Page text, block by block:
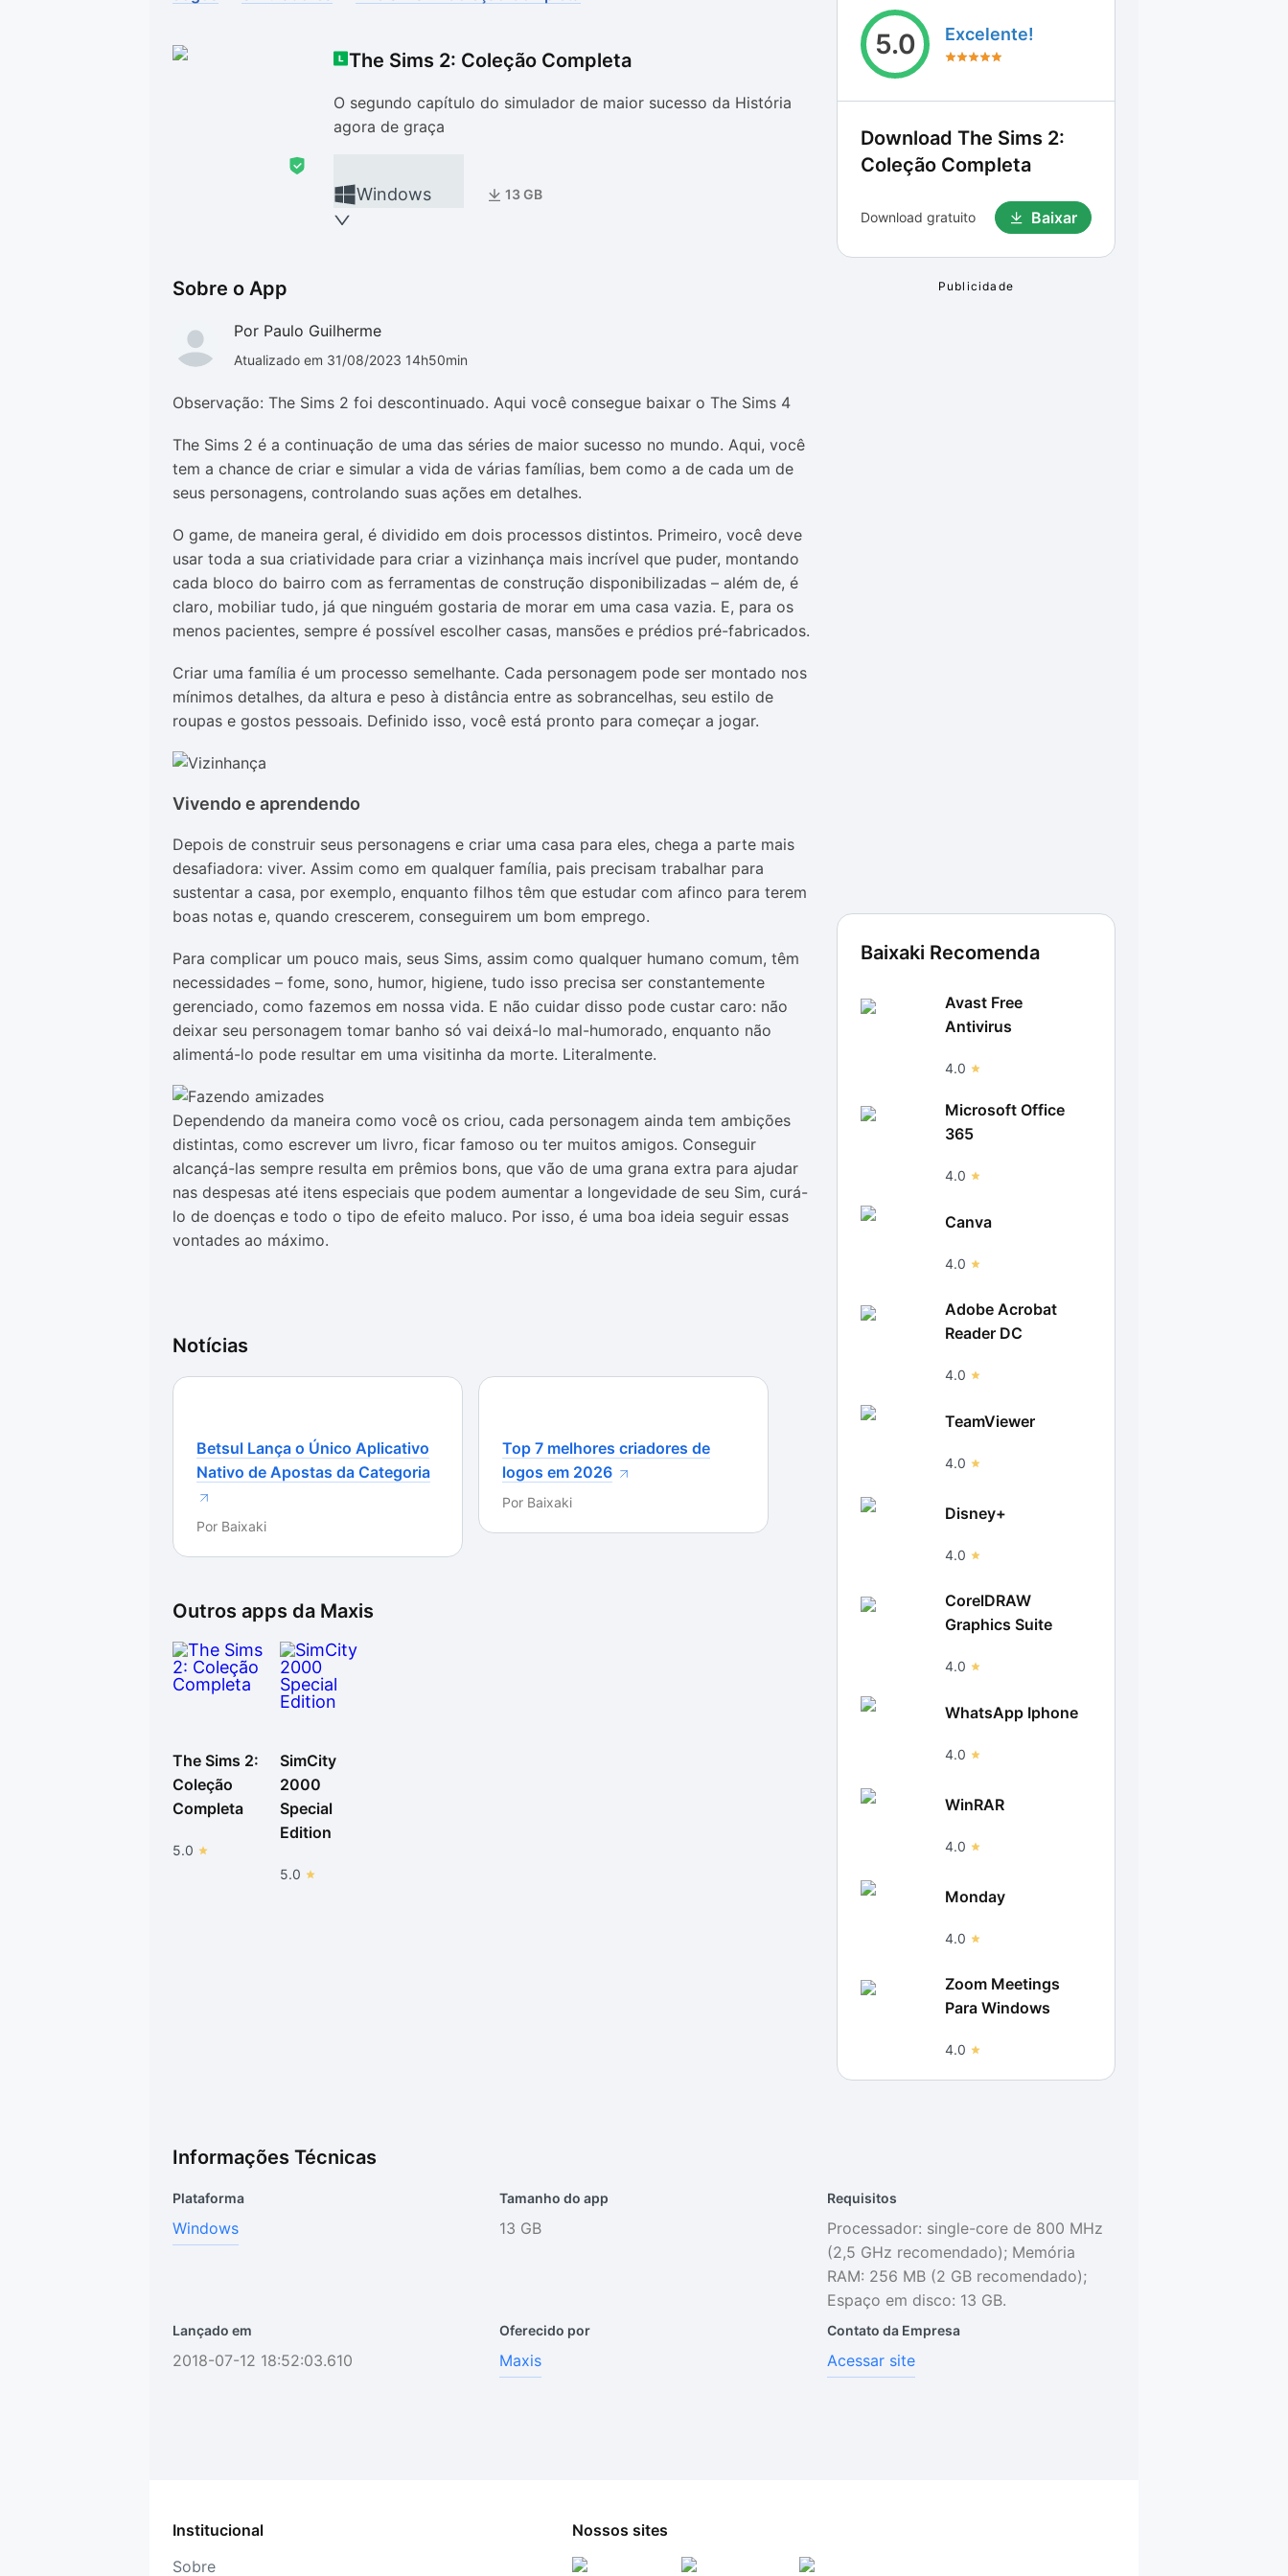
The Sims 2: Coleção Completa
O segundo capítulo do simulador de maior sucesso da História
agora de graça
Windows 13 GB
Sobre o App
Por Paulo Guilherme
Atualizado em 31/08/2023 14h50min
Observação: The Sims 2 foi descontinuado. Aqui você consegue baixar o The Sims 4
The Sims 2 é a continuação de uma das séries de maior sucesso no mundo. Aqui, você
tem a chance de criar e simular a vida de várias famílias, bem como a de cada um de
seus personagens, controlando suas ações em detalhes.
O game, de maneira geral, é dividido em dois processos distintos. Primeiro, você deve
usar toda a sua criatividade para criar a vizinhança mais incrível que puder, montando
cada bloco do bairro com as ferramentas de construção disponibilizadas – além de, é
claro, mobiliar tudo, já que ninguém gostaria de morar em uma casa vazia. E, para os
menos pacientes, sempre é possível escolher casas, mansões e prédios pré-fabricados.
Criar uma família é um processo semelhante. Cada personagem pode ser montado nos
mínimos detalhes, da altura e peso à distância entre as sobrancelhas, seu estilo de
roupas e gostos pessoais. Definido isso, você está pronto para começar a jogar.
Vivendo e aprendendo
Depois de construir seus personagens e criar uma casa para eles, chega a parte mais
desafiadora: viver. Assim como em qualquer família, pais precisam trabalhar para
sustentar a casa, por exemplo, enquanto filhos têm que estudar com afinco para terem
boas notas e, quando crescerem, conseguirem um bom emprego.
Para complicar um pouco mais, seus Sims, assim como qualquer humano comum, têm
necessidades – fome, sono, humor, higiene, tudo isso precisa ser constantemente
gerenciado, como fazemos em nossa vida. E não cuidar disso pode custar caro: não
deixar seu personagem tomar banho só vai deixá-lo mal-humorado, enquanto não
alimentá-lo pode resultar em uma visitinha da morte. Literalmente.
Dependendo da maneira como você os criou, cada personagem ainda tem ambições
distintas, como escrever um livro, ficar famoso ou ter muitos amigos. Conseguir
alcançá-las sempre resulta em prêmios bons, que vão de uma grana extra para ajudar
nas despesas até itens especiais que podem aumentar a longevidade de seu Sim, curá-
lo de doenças e todo o tipo de efeito maluco. Por isso, é uma boa ideia seguir essas
vontades ao máximo.
Notícias
Betsul Lança o Único Aplicativo
Nativo de Apostas da Categoria
Por Baixaki
Top 7 melhores criadores de
logos em 2026
Por Baixaki
Outros apps da Maxis
The Sims 2:
Coleção
Completa
5.0
SimCity
2000
Special
Edition
5.0
5.0 Excelente!
Download The Sims 2:
Coleção Completa
Download gratuito Baixar
Baixaki Recomenda
Avast Free
Antivirus
4.0
Microsoft Office
365
4.0
Canva
4.0
Adobe Acrobat
Reader DC
4.0
TeamViewer
4.0
Disney+
4.0
CorelDRAW
Graphics Suite
4.0
WhatsApp Iphone
4.0
WinRAR
4.0
Monday
4.0
Zoom Meetings
Para Windows
4.0
Informações Técnicas
Plataforma
Windows
Tamanho do app
13 GB
Requisitos
Processador: single-core de 800 MHz
(2,5 GHz recomendado); Memória
RAM: 256 MB (2 GB recomendado);
Espaço em disco: 13 GB.
Lançado em
2018-07-12 18:52:03.610
Oferecido por
Maxis
Contato da Empresa
Acessar site
Institucional
Sobre
Nossos sites